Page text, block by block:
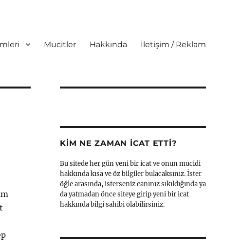
Mucitler Hakkında İletişim / Reklam
KIM NE ZAMAN İCAT ETTI?
Bu sitede her gün yeni bir icat ve onun mucidi
hakkında kısa ve öz bilgiler bulacaksınız. İster
öğle arasında, isterseniz canınız sıkıldığında ya
da yatmadan önce siteye girip yeni bir icat
hakkında bilgi sahibi olabilirsiniz.